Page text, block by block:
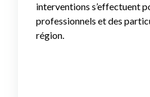
interventions s’effectuent
professionnels et des
région.